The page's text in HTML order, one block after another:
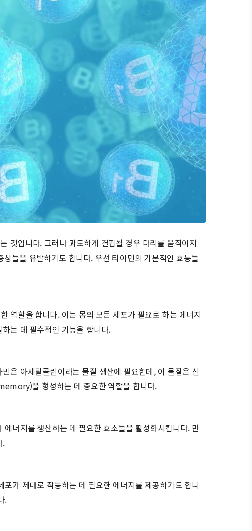
것입니다. 그러나 과도하게 결핍될 경우 다리를 움직이지
상들을 유발하기도 합니다. 우선 티아민의 기본적인 효능들
역할을 합니다. 이는 몸의 모든 세포가 필요로 하는 에너지
는 데 필수적인 기능을 합니다.
은 아세틸콜린이라는 물질 생산에 필요한데, 이 물질은 신
을 형성하는 데 중요한 역할을 합니다.
너지를 생산하는 데 필요한 효소들을 활성화시킵니다. 만
.
가 제대로 작동하는 데 필요한 에너지를 제공하기도 합니
.